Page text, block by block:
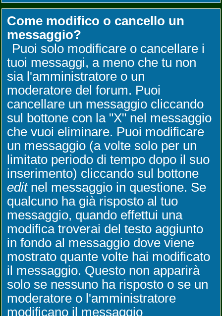
Come modifico o cancello un
messaggio?
Puoi solo modificare o cancellare i
tuoi messaggi, a meno che tu non
sia l'amministratore o un
moderatore del forum. Puoi
cancellare un messaggio cliccando
sul bottone con la "X" nel messaggio
che vuoi eliminare. Puoi modificare
un messaggio (a volte solo per un
limitato periodo di tempo dopo il suo
inserimento) cliccando sul bottone
editnel messaggio in questione. Se
qualcuno ha già risposto al tuo
messaggio, quando effettui una
modifica troverai del testo aggiunto
in fondo al messaggio dove viene
mostrato quante volte hai modificato
il messaggio. Questo non apparirà
solo se nessuno ha risposto o se un
moderatore o l'amministratore
modificano il messaggio